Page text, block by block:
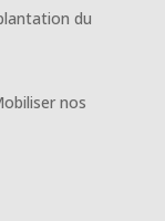
du
nos